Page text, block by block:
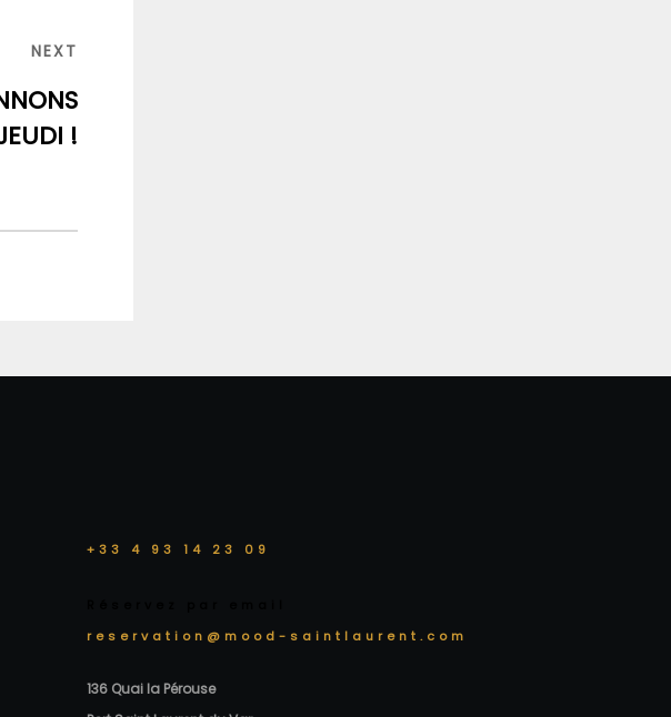
NEXT
!
+33 4 93 14 23 09
reservation@mood-saintlaurent.com
136 Quai la Pérouse